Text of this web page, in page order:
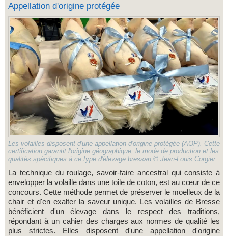
Appellation d'origine protégée
Les volailles disposent d'une appellation d'origine protégée (AOP). Cette
certification garantit l'origine géographique, le mode de production et les
qualités spécifiques à ce type d'élevage bressan © Jean-Louis Corgier
La technique du roulage, savoir-faire ancestral qui consiste à
envelopper la volaille dans une toile de coton, est au cœur de ce
concours. Cette méthode permet de préserver le moelleux de la
chair et d'en exalter la saveur unique. Les volailles de Bresse
bénéficient d'un élevage dans le respect des traditions,
répondant à un cahier des charges aux normes de qualité les
plus strictes. Elles disposent d'une appellation d'origine